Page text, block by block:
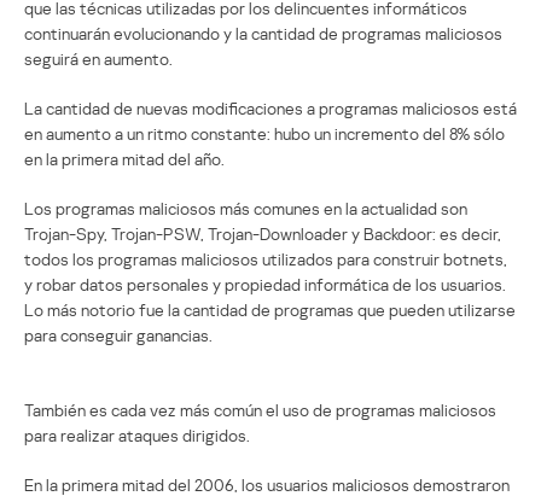
que las técnicas utilizadas por los delincuentes informáticos
continuarán evolucionando y la cantidad de programas maliciosos
seguirá en aumento.
La cantidad de nuevas modificaciones a programas maliciosos está
en aumento a un ritmo constante: hubo un incremento del 8% sólo
en la primera mitad del año.
Los programas maliciosos más comunes en la actualidad son
Trojan-Spy, Trojan-PSW, Trojan-Downloader y Backdoor: es decir,
todos los programas maliciosos utilizados para construir botnets,
y robar datos personales y propiedad informática de los usuarios.
Lo más notorio fue la cantidad de programas que pueden utilizarse
para conseguir ganancias.
También es cada vez más común el uso de programas maliciosos
para realizar ataques dirigidos.
En la primera mitad del 2006, los usuarios maliciosos demostraron